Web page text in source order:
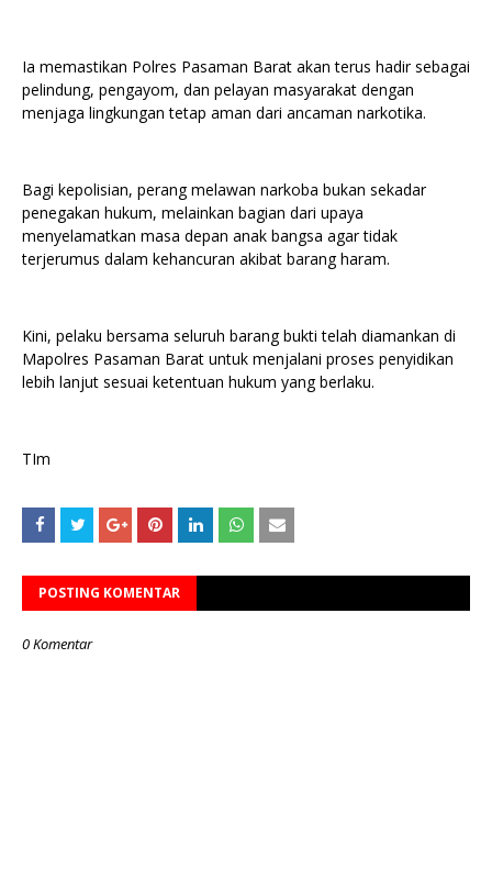
Ia memastikan Polres Pasaman Barat akan terus hadir sebagai
pelindung, pengayom, dan pelayan masyarakat dengan
menjaga lingkungan tetap aman dari ancaman narkotika.
Bagi kepolisian, perang melawan narkoba bukan sekadar
penegakan hukum, melainkan bagian dari upaya
menyelamatkan masa depan anak bangsa agar tidak
terjerumus dalam kehancuran akibat barang haram.
Kini, pelaku bersama seluruh barang bukti telah diamankan di
Mapolres Pasaman Barat untuk menjalani proses penyidikan
lebih lanjut sesuai ketentuan hukum yang berlaku.
TIm
POSTING KOMENTAR
0 Komentar